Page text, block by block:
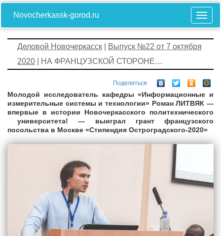
Novocherkassk-gorod.ru
Деловой Новочеркасск
Выпуск №22 от 7 октября
2020 | НА ФРАНЦУЗСКОЙ СТОРОНЕ…
Поделиться
Молодой исследователь кафедры «Информационные и
измерительные системы и технологии» Роман ЛИТВЯК —
впервые в истории Новочеркасского политехнического
университета! — выиграл грант французского
посольства в Москве «Стипендия Остроградского-2020»